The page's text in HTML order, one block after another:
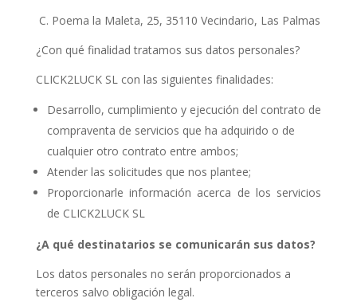
C. Poema la Maleta, 25, 35110 Vecindario, Las Palmas
¿Con qué finalidad tratamos sus datos personales?
CLICK2LUCK SL con las siguientes finalidades:
Desarrollo, cumplimiento y ejecución del contrato de
compraventa de servicios que ha adquirido o de
cualquier otro contrato entre ambos;
Atender las solicitudes que nos plantee;
Proporcionarle información acerca de los servicios
de CLICK2LUCK SL
¿A qué destinatarios se comunicarán sus datos?
Los datos personales no serán proporcionados a
terceros salvo obligación legal.